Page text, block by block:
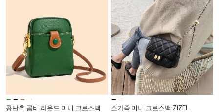
콩단추 콤비 라운드 미니 크로스백 소가죽 미니 크로스백 ZIZEL